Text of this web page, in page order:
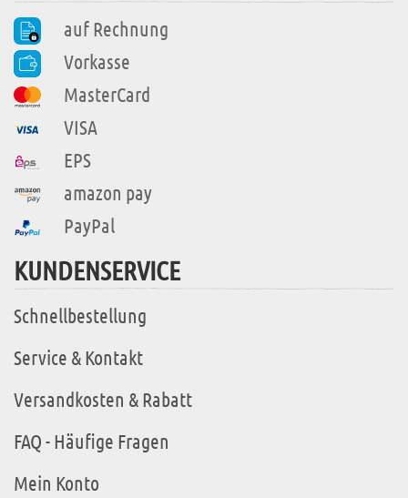
auf Rechnung
Vorkasse
MasterCard
VISA
EPS
amazon pay
PayPal
KUNDENSERVICE
Schnellbestellung
Service & Kontakt
Versandkosten & Rabatt
FAQ - Häufige Fragen
Mein Konto